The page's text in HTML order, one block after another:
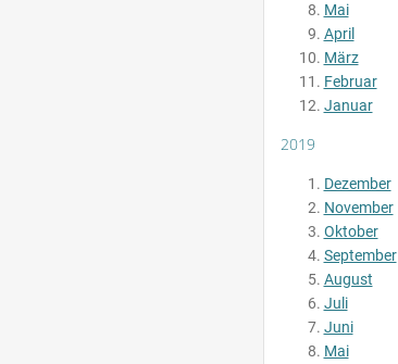
Mai
April
März
Februar
Januar
2019
Dezember
November
Oktober
September
August
Juli
Juni
Mai